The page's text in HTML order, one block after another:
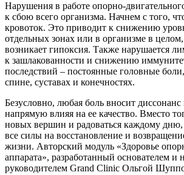
Нарушения в работе опорно-
к сбою всего организма. Начнем с того,
кровоток. Это приводит к снижению
отдельных зонах или в организме в целом,
возникает гипоксия. Также нарушается
к зашлакованности и снижению
последствий – постоянные головные
спине, суставах и конечностях.
Безусловно, любая боль вносит диссонанс
напрямую влияя на ее качество. Вместо
новых вершин и радоваться каждому дню,
все силы на восстановление и
жизни. Авторский модуль «Здоровье
аппарата», разработанный основателем и
руководителем Grand Clinic Ольгой